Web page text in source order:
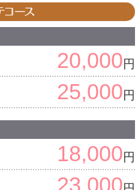
20,000円
25,000円
18,000円
23,000